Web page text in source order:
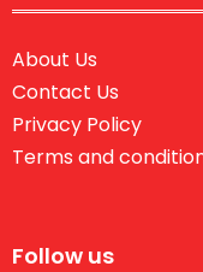
About Us
Contact Us
Privacy Policy
Terms and
Follow us